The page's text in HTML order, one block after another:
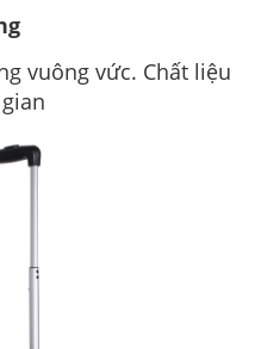
vuông vức. Chất liệu